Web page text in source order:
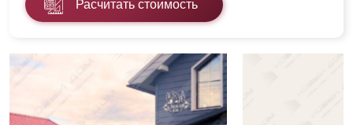
Расчитать стоимость